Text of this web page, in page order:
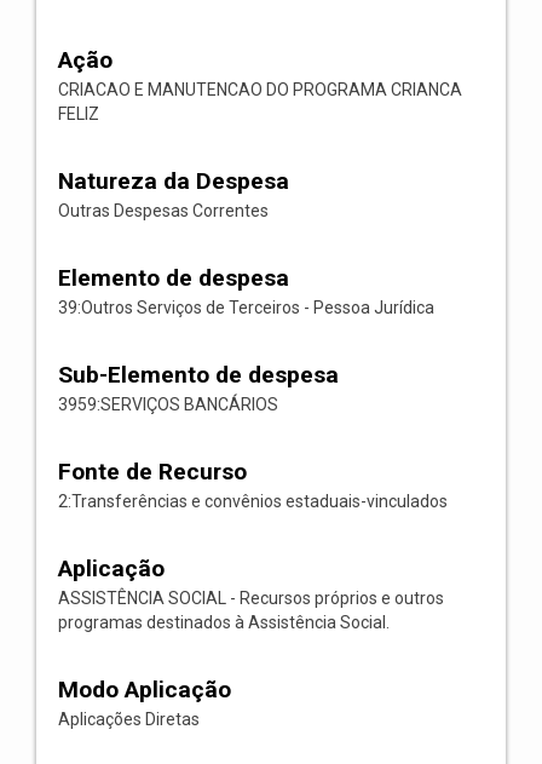
Ação
CRIACAO E MANUTENCAO DO PROGRAMA CRIANCA
FELIZ
Natureza da Despesa
Outras Despesas Correntes
Elemento de despesa
39:Outros Serviços de Terceiros - Pessoa Jurídica
Sub-Elemento de despesa
3959:SERVIÇOS BANCÁRIOS
Fonte de Recurso
2:Transferências e convênios estaduais-vinculados
Aplicação
ASSISTÊNCIA SOCIAL - Recursos próprios e outros
programas destinados à Assistência Social.
Modo Aplicação
Aplicações Diretas